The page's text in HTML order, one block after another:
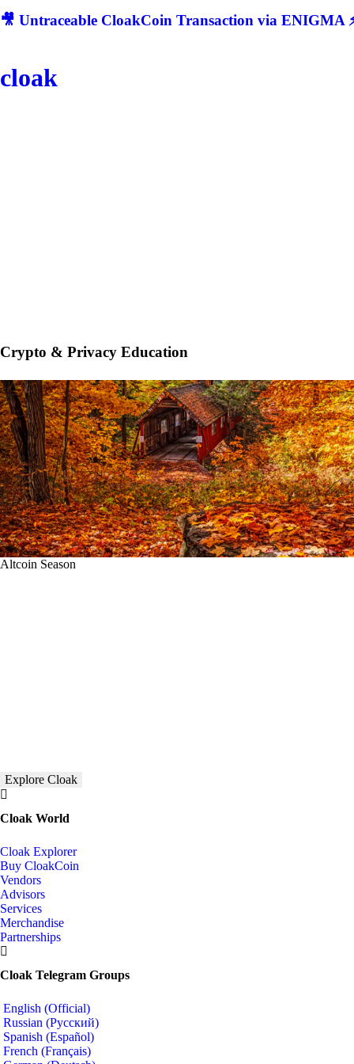
🎥 Untraceable CloakCoin Transaction via ENIGMA
cloak
Crypto & Privacy Education
Altcoin Season
Explore Cloak
Cloak World
Cloak Explorer
Buy CloakCoin
Vendors
Advisors
Services
Merchandise
Partnerships
Cloak Telegram Groups
English (Official)
Russian (Русский)
Spanish (Español)
French (Français)